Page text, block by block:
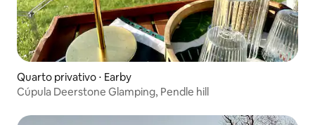
Quarto privativo ⋅ Earby
Cúpula Deerstone Glamping, Pendle hill